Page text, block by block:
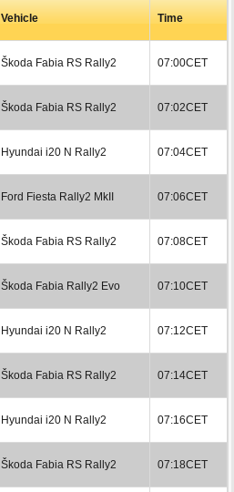
Vehicle Time
Škoda Fabia RS Rally2 07:00CET
Škoda Fabia RS Rally2 07:02CET
Hyundai i20 N Rally2 07:04CET
Ford Fiesta Rally2 MkII 07:06CET
Škoda Fabia RS Rally2 07:08CET
Škoda Fabia Rally2 Evo 07:10CET
Hyundai i20 N Rally2 07:12CET
Škoda Fabia RS Rally2 07:14CET
Hyundai i20 N Rally2 07:16CET
Škoda Fabia RS Rally2 07:18CET